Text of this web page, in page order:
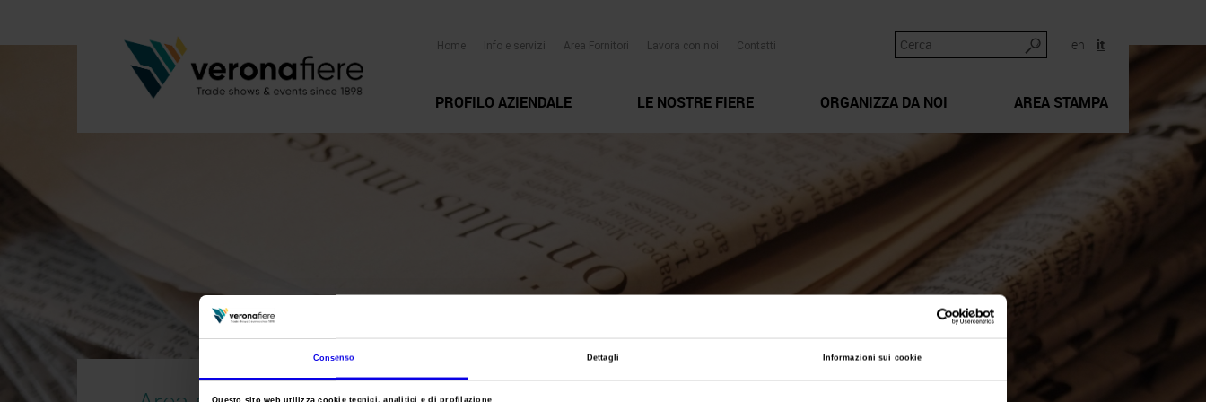
Consenso Dettagli Informazioni sui cookie
Questo sito web utilizza cookie tecnici, analitici e di profilazione
en it
Home Info e servizi Area Fornitori Lavora con noi Contatti
PROFILO AZIENDALE LE NOSTRE FIERE ORGANIZZA DA NOI AREA STAMPA